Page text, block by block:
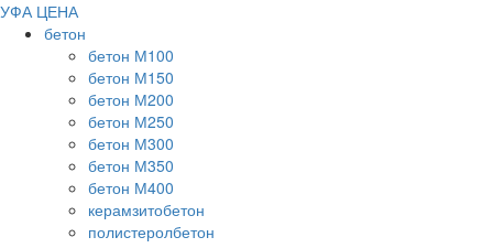
УФА ЦЕНА
бетон
бетон М100
бетон М150
бетон М200
бетон М250
бетон М300
бетон М350
бетон М400
керамзитобетон
полистеролбетон